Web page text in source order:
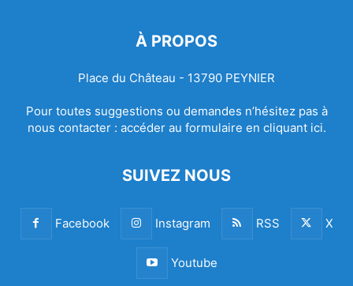
À PROPOS
Place du Château - 13790 PEYNIER
Pour toutes suggestions ou demandes n’hésitez pas à
nous contacter : accéder au formulaire en cliquant ici.
SUIVEZ NOUS
Facebook Instagram RSS X
Youtube